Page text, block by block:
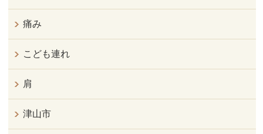
痛み
こども連れ
肩
津山市